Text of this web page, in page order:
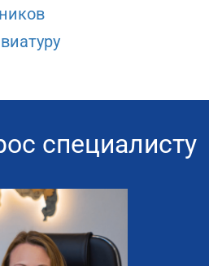
специалисту